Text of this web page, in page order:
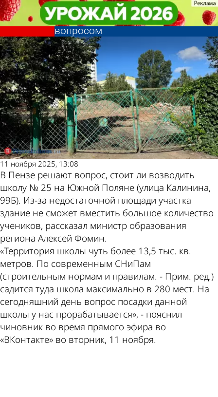
Строительство школы № 25 на ул.
Калинина находится под
вопросом
Общество
11 ноября 2025, 13:08
В Пензе решают вопрос, стоит ли возводить
школу № 25 на Южной Поляне (улица Калинина,
99Б). Из-за недостаточной площади участка
здание не сможет вместить большое количество
учеников, рассказал министр образования
региона Алексей Фомин.
«Территория школы чуть более 13,5 тыс. кв.
метров. По современным СНиПам
(строительным нормам и правилам. - Прим. ред.)
садится туда школа максимально в 280 мест. На
сегодняшний день вопрос посадки данной
школы у нас прорабатывается», - пояснил
чиновник во время прямого эфира во
«ВКонтакте» во вторник, 11 ноября.
Строительство школы № 25 на ул.
Калинина находится под
вопросом
Общество
Другие новости
по теме
Погода и курсы
валют в Пензе